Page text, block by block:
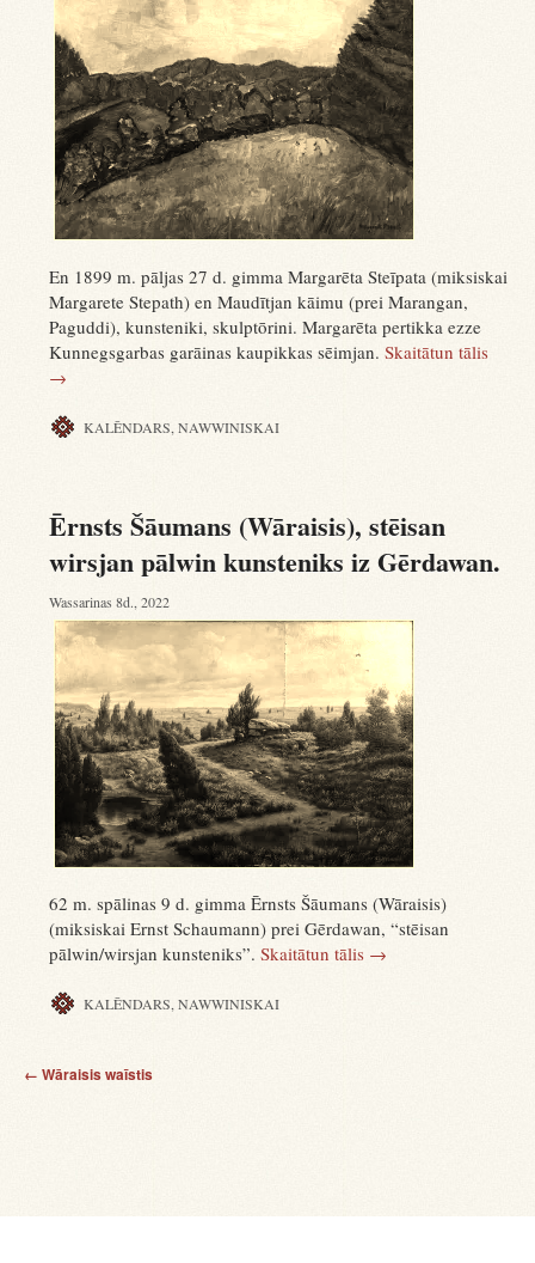
En 1899 m. pāljas 27 d. gimma Margarēta Steīpata (miksiskai
Margarete Stepath) en Maudītjan kāimu (prei Marangan,
Paguddi), kunsteniki, skulptōrini. Margarēta pertikka ezze
Kunnegsgarbas garāinas kaupikkas sēimjan. Skaitātun tālis
→
KALĒNDARS, NAWWINISKAI
Ērnsts Šāumans (Wāraisis), stēisan
wirsjan pālwin kunsteniks iz Gērdawan.
Wassarinas 8d., 2022
62 m. spālinas 9 d. gimma Ērnsts Šāumans (Wāraisis)
(miksiskai Ernst Schaumann) prei Gērdawan, “stēisan
pālwin/wirsjan kunsteniks”. Skaitātun tālis →
KALĒNDARS,NAWWINISKAI
Pōstan nawigaciōni
← Wāraisis waīstis